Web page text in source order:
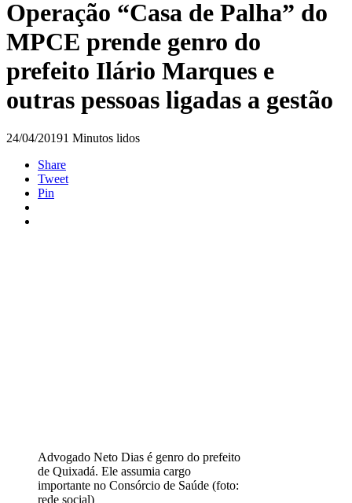
Operação “Casa de Palha” do
MPCE prende genro do
prefeito Ilário Marques e
outras pessoas ligadas a gestão
24/04/20191 Minutos lidos
Share
Tweet
Pin
Advogado Neto Dias é genro do prefeito
de Quixadá. Ele assumia cargo
importante no Consórcio de Saúde (foto:
rede social)